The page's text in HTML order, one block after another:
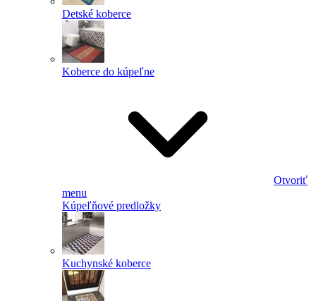
Detské koberce
Koberce do kúpeľne
Otvoriť
menu
Kúpeľňové predložky
Kuchynské koberce